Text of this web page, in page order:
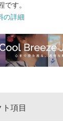
です。
の詳細
項目